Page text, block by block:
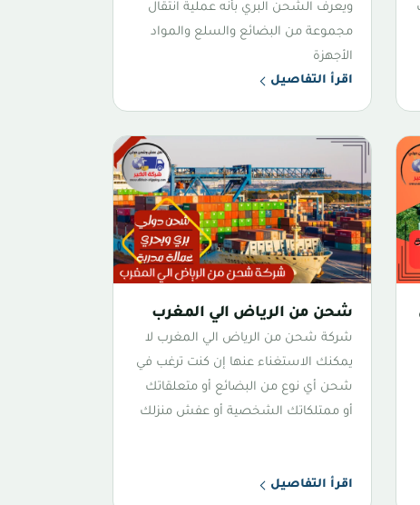
ويعرف الشحن البري بأنه عملية انتقال
مجموعة من البضائع والسلع والمواد
الأجهزة
اقرأ التفاصيل
شحن من الرياض الي المغرب
شركة شحن من الرياض الي المغرب لا
يمكنك الاستغناء عنها إن كنت ترغب في
شحن أي نوع من البضائع أو متعلقاتك
أو ممتلكاتك الشخصية أو عفش منزلك
اقرأ التفاصيل